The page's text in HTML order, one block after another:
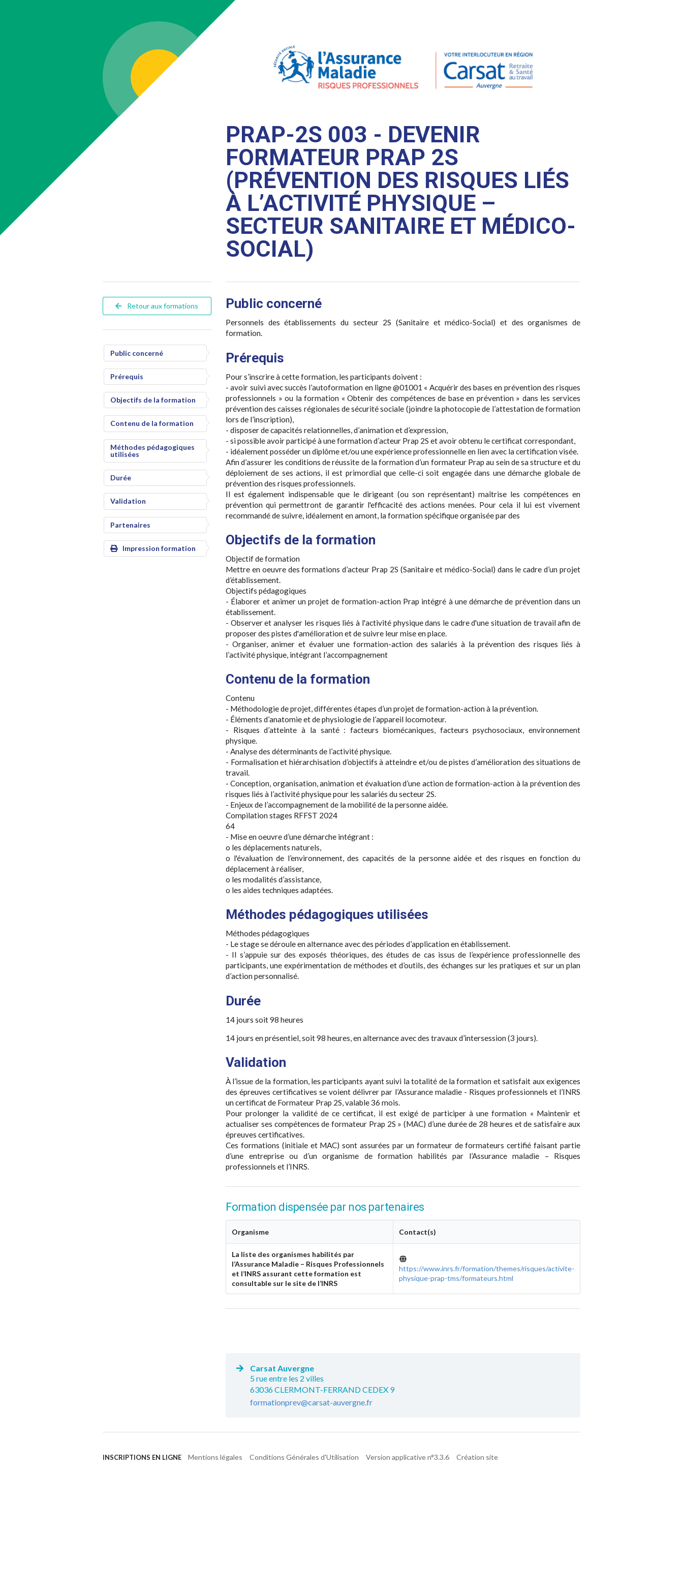
PRAP-2S 003 - DEVENIR
FORMATEUR PRAP 2S
(PRÉVENTION DES RISQUES LIÉS
À L’ACTIVITÉ PHYSIQUE –
SECTEUR SANITAIRE ET MÉDICO-
SOCIAL)
Retour aux formations
Public concerné
Prérequis
Objectifs de la formation
Contenu de la formation
Méthodes pédagogiques
utilisées
Durée
Validation
Partenaires
Impression formation
Public concerné
Personnels des établissements du secteur 2S (Sanitaire et médico-Social) et des organismes de
formation.
Prérequis
Pour s’inscrire à cette formation, les participants doivent :
- avoir suivi avec succès l’autoformation en ligne @01001 « Acquérir des bases en prévention des risques
professionnels » ou la formation « Obtenir des compétences de base en prévention » dans les services
prévention des caisses régionales de sécurité sociale (joindre la photocopie de l’attestation de formation
lors de l’inscription),
- disposer de capacités relationnelles, d’animation et d’expression,
- si possible avoir participé à une formation d’acteur Prap 2S et avoir obtenu le certificat correspondant,
- idéalement posséder un diplôme et/ou une expérience professionnelle en lien avec la certification visée.
Afin d’assurer les conditions de réussite de la formation d’un formateur Prap au sein de sa structure et du
déploiement de ses actions, il est primordial que celle-ci soit engagée dans une démarche globale de
prévention des risques professionnels.
Il est également indispensable que le dirigeant (ou son représentant) maîtrise les compétences en
prévention qui permettront de garantir l'efficacité des actions menées. Pour cela il lui est vivement
recommandé de suivre, idéalement en amont, la formation spécifique organisée par des
Objectifs de la formation
Objectif de formation
Mettre en oeuvre des formations d’acteur Prap 2S (Sanitaire et médico-Social) dans le cadre d’un projet
d’établissement.
Objectifs pédagogiques
- Élaborer et animer un projet de formation-action Prap intégré à une démarche de prévention dans un
établissement.
- Observer et analyser les risques liés à l'activité physique dans le cadre d'une situation de travail afin de
proposer des pistes d'amélioration et de suivre leur mise en place.
- Organiser, animer et évaluer une formation-action des salariés à la prévention des risques liés à
l’activité physique, intégrant l’accompagnement
Contenu de la formation
Contenu
- Méthodologie de projet, différentes étapes d’un projet de formation-action à la prévention.
- Éléments d’anatomie et de physiologie de l’appareil locomoteur.
- Risques d’atteinte à la santé : facteurs biomécaniques, facteurs psychosociaux, environnement
physique.
- Analyse des déterminants de l’activité physique.
- Formalisation et hiérarchisation d’objectifs à atteindre et/ou de pistes d’amélioration des situations de
travail.
- Conception, organisation, animation et évaluation d’une action de formation-action à la prévention des
risques liés à l’activité physique pour les salariés du secteur 2S.
- Enjeux de l’accompagnement de la mobilité de la personne aidée.
Compilation stages RFFST 2024
64
- Mise en oeuvre d’une démarche intégrant :
o les déplacements naturels,
o l'évaluation de l’environnement, des capacités de la personne aidée et des risques en fonction du
déplacement à réaliser,
o les modalités d’assistance,
o les aides techniques adaptées.
Méthodes pédagogiques utilisées
Méthodes pédagogiques
- Le stage se déroule en alternance avec des périodes d’application en établissement.
- Il s’appuie sur des exposés théoriques, des études de cas issus de l’expérience professionnelle des
participants, une expérimentation de méthodes et d’outils, des échanges sur les pratiques et sur un plan
d’action personnalisé.
Durée
14 jours soit 98 heures
14 jours en présentiel, soit 98 heures, en alternance avec des travaux d’intersession (3 jours).
Validation
À l’issue de la formation, les participants ayant suivi la totalité de la formation et satisfait aux exigences
des épreuves certificatives se voient délivrer par l’Assurance maladie - Risques professionnels et l’INRS
un certificat de Formateur Prap 2S, valable 36 mois.
Pour prolonger la validité de ce certificat, il est exigé de participer à une formation « Maintenir et
actualiser ses compétences de formateur Prap 2S » (MAC) d’une durée de 28 heures et de satisfaire aux
épreuves certificatives.
Ces formations (initiale et MAC) sont assurées par un formateur de formateurs certifié faisant partie
d’une entreprise ou d’un organisme de formation habilités par l’Assurance maladie – Risques
professionnels et l’INRS.
Formation dispensée par nos partenaires
Organisme Contact(s)
La liste des organismes habilités par
l’Assurance Maladie – Risques Professionnels
et l’INRS assurant cette formation est
consultable sur le site de l’INRS
https://www.inrs.fr/formation/themes/risques/activite-
physique-prap-tms/formateurs.html
Carsat Auvergne
5 rue entre les 2 villes
63036 CLERMONT-FERRAND CEDEX 9
formationprev@carsat-auvergne.fr
INSCRIPTIONS EN LIGNE Mentions légales Conditions Générales d'Utilisation Version applicative n°3.3.6 Création site